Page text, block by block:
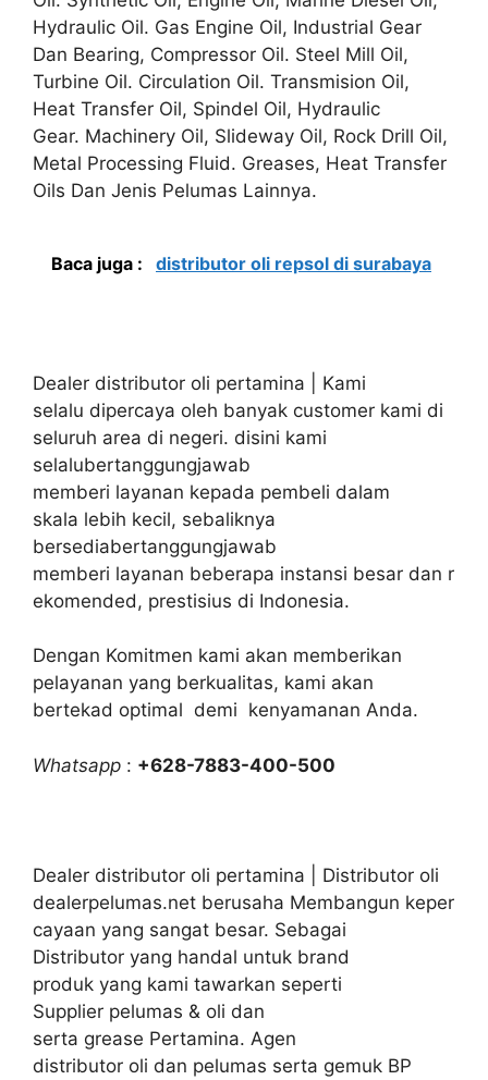
Hydraulic Oil. Gas Engine Oil, Industrial Gear
Dan Bearing, Compressor Oil. Steel Mill Oil,
Turbine Oil. Circulation Oil. Transmision Oil,
Heat Transfer Oil, Spindel Oil, Hydraulic
Gear. Machinery Oil, Slideway Oil, Rock Drill Oil,
Metal Processing Fluid. Greases, Heat Transfer
Oils Dan Jenis Pelumas Lainnya.
Baca juga : distributor oli repsol di surabaya
Dealer distributor oli pertamina | Kami
selalu dipercaya oleh banyak customer kami di
seluruh area di negeri. disini kami
selalubertanggungjawab
memberi layanan kepada pembeli dalam
skala lebih kecil, sebaliknya
bersediabertanggungjawab
memberi layanan beberapa instansi besar dan r
ekomended, prestisius di Indonesia.
Dengan Komitmen kami akan memberikan
pelayanan yang berkualitas, kami akan
bertekad optimal demi kenyamanan Anda.
Whatsapp : +628-7883-400-500
Dealer distributor oli pertamina | Distributor oli
dealerpelumas.net berusaha Membangun keper
cayaan yang sangat besar. Sebagai
Distributor yang handal untuk brand
produk yang kami tawarkan seperti
Supplier pelumas & oli dan
serta grease Pertamina. Agen
distributor oli dan pelumas serta gemuk BP